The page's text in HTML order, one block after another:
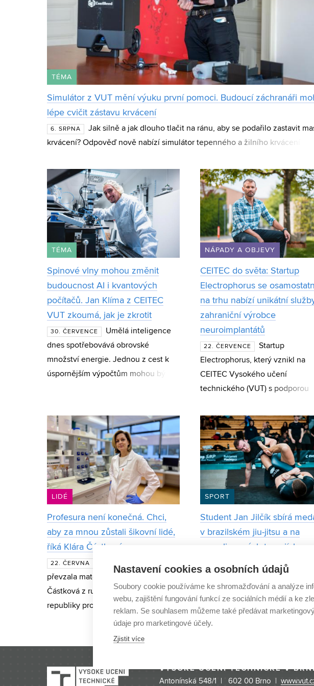
TÉMA
Simulátor z VUT mění výuku první pomoci. Budoucí záchranáři
lépe cvičit zástavu krvácení
6. SRPNA
Jak silně a jak dlouho tlačit na ránu, aby se podařilo zastavit
krvácení? Odpověď nově nabízí simulátor tepenného a žilního krvácení
TÉMA
Spinové vlny mohou změnit
budoucnost AI i kvantových
počítačů. Jan Klíma z CEITEC
VUT zkoumá, jak je zkrotit
30. ČERVENCE
Umělá inteligence
dnes spotřebovává obrovské
množství energie. Jednou z cest k
úspornějším výpočtům mohou být
nové generace čipů i kvan
NÁPADY A OBJEVY
CEITEC do světa: Startup
Electrophorus se
na trhu nabízí unikátní
zahraniční výrobce
neuroimplantátů
22. ČERVENCE
Startup
Electrophorus, který vznikl na
CEITEC Vysokého učení
technického (VUT) s podporou
Accelerator, se osamostatnil a
působí jako technologická
společnost s mezináro
LIDÉ
Profesura není konečná. Chci,
aby za mnou zůstali šikovní lidé,
říká Klára Částková
22. ČERVNA
převzala materiálová vědkyně Klára
Částková z rukou prezidenta
republiky profesorský dekret, mnozí
ji varovali, že jde o kariérní vrchol, po
kterém „už to výš nejde“. Sama však
s ú
SPORT
Student Jan Jilčík sbírá
v brazilském jiu-jitsu a na
grapplingových turnajích
Jan Jilčík
studuje magisterský obor
Elektrotechnická výroba a
nejlepší české závodníky ve své
VYSOKÉ UČENÍ TECHNICKÉ V
Antonínská 548/1 | 602 00 Brno |
Nastavení cookies a osobních údajů
Soubory cookie používáme ke shromažďování a analýze
webu, zajištění fungování funkcí ze sociálních médií a ke
reklam. Se souhlasem můžeme také předávat
údaje pro marketingové účely.
Zjistit více